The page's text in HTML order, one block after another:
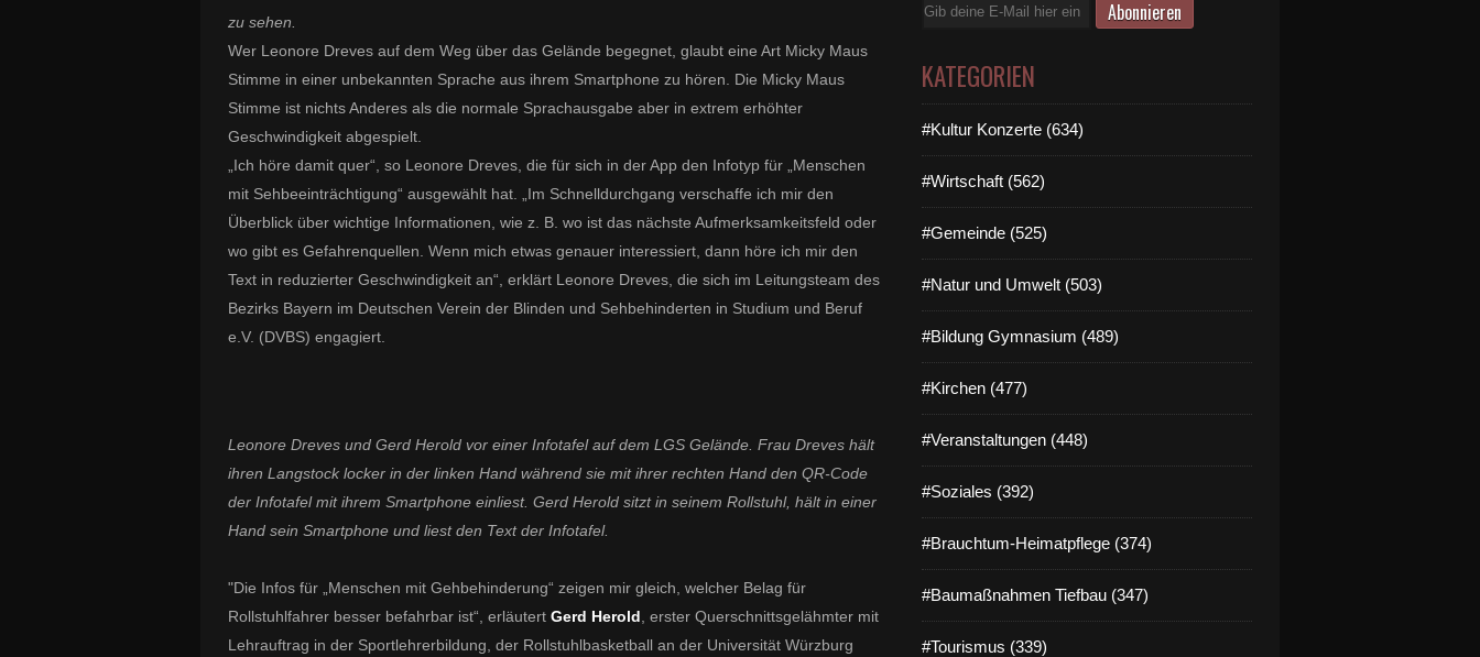
zu sehen.
Wer Leonore Dreves auf dem Weg über das Gelände begegnet, glaubt eine Art Micky Maus
Stimme in einer unbekannten Sprache aus ihrem Smartphone zu hören. Die Micky Maus
Stimme ist nichts Anderes als die normale Sprachausgabe aber in extrem erhöhter
Geschwindigkeit abgespielt.
„Ich höre damit quer“, so Leonore Dreves, die für sich in der App den Infotyp für „Menschen
mit Sehbeeinträchtigung“ ausgewählt hat. „Im Schnelldurchgang verschaffe ich mir den
Überblick über wichtige Informationen, wie z. B. wo ist das nächste Aufmerksamkeitsfeld oder
wo gibt es Gefahrenquellen. Wenn mich etwas genauer interessiert, dann höre ich mir den
Text in reduzierter Geschwindigkeit an“, erklärt Leonore Dreves, die sich im Leitungsteam des
Bezirks Bayern im Deutschen Verein der Blinden und Sehbehinderten in Studium und Beruf
e.V. (DVBS) engagiert.
Leonore Dreves und Gerd Herold vor einer Infotafel auf dem LGS Gelände. Frau Dreves hält
ihren Langstock locker in der linken Hand während sie mit ihrer rechten Hand den QR-Code
der Infotafel mit ihrem Smartphone einliest. Gerd Herold sitzt in seinem Rollstuhl, hält in einer
Hand sein Smartphone und liest den Text der Infotafel.
"Die Infos für „Menschen mit Gehbehinderung“ zeigen mir gleich, welcher Belag für
Rollstuhlfahrer besser befahrbar ist“, erläutert Gerd Herold , erster Querschnittsgelähmter mit
Lehrauftrag in der Sportlehrerbildung, der Rollstuhlbasketball an der Universität Würzburg
E-
KATEGORIEN
#Kultur Konzerte (634)
#Wirtschaft (562)
#Gemeinde (525)
#Natur und Umwelt (503)
#Bildung Gymnasium (489)
#Kirchen (477)
#Veranstaltungen (448)
#Soziales (392)
#Brauchtum-Heimatpflege (374)
#Baumaßnahmen Tiefbau (347)
#Tourismus (339)